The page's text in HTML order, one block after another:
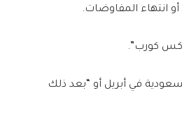
أو انتهاء المفاوضات.
كورب”.
في أبريل أو “بعد ذلك